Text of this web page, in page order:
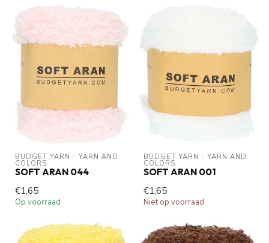
BUDGET YARN - YARN AND
COLORS
SOFT ARAN 044
€1,65
Op voorraad
BUDGET YARN - YARN AND
COLORS
SOFT ARAN 001
€1,65
Niet op voorraad